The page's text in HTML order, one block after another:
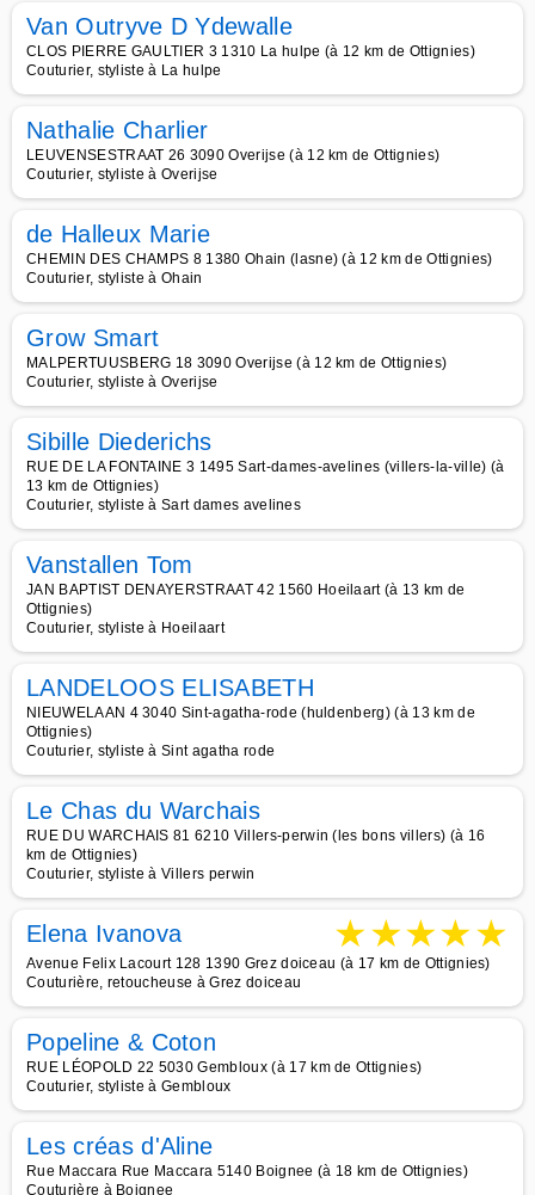
Van Outryve D Ydewalle
CLOS PIERRE GAULTIER 3 1310 La hulpe (à 12 km de Ottignies)
Couturier, styliste à La hulpe
Nathalie Charlier
LEUVENSESTRAAT 26 3090 Overijse (à 12 km de Ottignies)
Couturier, styliste à Overijse
de Halleux Marie
CHEMIN DES CHAMPS 8 1380 Ohain (lasne) (à 12 km de Ottignies)
Couturier, styliste à Ohain
Grow Smart
MALPERTUUSBERG 18 3090 Overijse (à 12 km de Ottignies)
Couturier, styliste à Overijse
Sibille Diederichs
RUE DE LA FONTAINE 3 1495 Sart-dames-avelines (villers-la-ville) (à
13 km de Ottignies)
Couturier, styliste à Sart dames avelines
Vanstallen Tom
JAN BAPTIST DENAYERSTRAAT 42 1560 Hoeilaart (à 13 km de
Ottignies)
Couturier, styliste à Hoeilaart
LANDELOOS ELISABETH
NIEUWELAAN 4 3040 Sint-agatha-rode (huldenberg) (à 13 km de
Ottignies)
Couturier, styliste à Sint agatha rode
Le Chas du Warchais
RUE DU WARCHAIS 81 6210 Villers-perwin (les bons villers) (à 16
km de Ottignies)
Couturier, styliste à Villers perwin
Elena Ivanova ★★★★★
Avenue Felix Lacourt 128 1390 Grez doiceau (à 17 km de Ottignies)
Couturière, retoucheuse à Grez doiceau
Popeline & Coton
RUE LÉOPOLD 22 5030 Gembloux (à 17 km de Ottignies)
Couturier, styliste à Gembloux
Les créas d'Aline
Rue Maccara Rue Maccara 5140 Boignee (à 18 km de Ottignies)
Couturière à Boignee